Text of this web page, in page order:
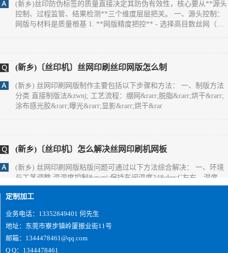
控制、过程监管、结果检测**三个维度层层把关。 一、源头控制：
网版与材料是质量根基 1. **网版精度把控** - 选择高目数丝网（如
300-500目），确保微缩文字、精细纹理能清晰呈现，目数过低易导
分类 直接制版法&zwnj; 工艺流程：绷网&rarr;脱脂&rarr;烘干&rarr;
涂布感光胶&rarr;曝光&rarr;显影&rarr;烘干&rar
与工艺调整 温湿度控制&zwnj;保持车间温度24&deg;C左右、湿度
65%左右，避免高温低湿导致油墨粘度异常升高。夏季需
(新乡)您好,双面IMD技术是怎么实现的？
(新乡) 1、片材成型时形状要好；2、注塑前模及后模都要放IMD片
材， 要考虑好片材的定位方式及入口方式；3、要考虑好产品的顶出
定制加工
业务电话：13352849401 何先生
地址：东莞市寮步镇岭厦振业街11号
邮箱：1344478461@qq.com
Q Q：1344478461